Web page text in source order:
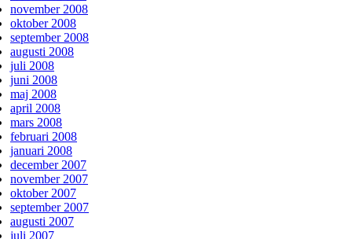
november 2008
oktober 2008
september 2008
augusti 2008
juli 2008
juni 2008
maj 2008
april 2008
mars 2008
februari 2008
januari 2008
december 2007
november 2007
oktober 2007
september 2007
augusti 2007
juli 2007